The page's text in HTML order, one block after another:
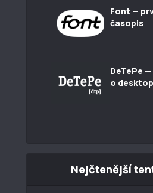
Font —
časopis
DeTePe
o
Nejčtenější